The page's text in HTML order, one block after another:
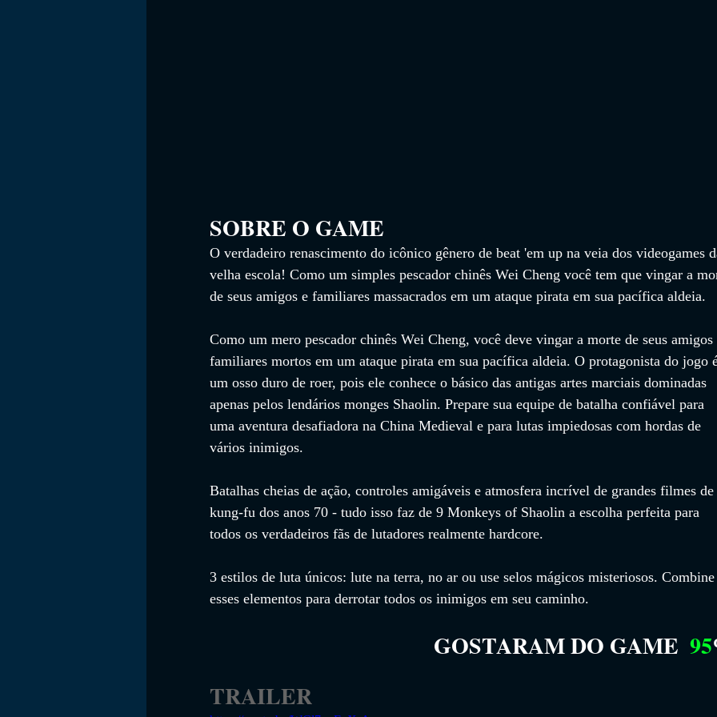
SOBRE O GAME
O verdadeiro renascimento do icônico gênero de beat 'em up na veia dos videogames
velha escola! Como um simples pescador chinês Wei Cheng você tem que vingar a
de seus amigos e familiares massacrados em um ataque pirata em sua pacífica aldeia.
Como um mero pescador chinês Wei Cheng, você deve vingar a morte de seus amigos
familiares mortos em um ataque pirata em sua pacífica aldeia. O protagonista do jogo
um osso duro de roer, pois ele conhece o básico das antigas artes marciais dominadas
apenas pelos lendários monges Shaolin. Prepare sua equipe de batalha confiável para
uma aventura desafiadora na China Medieval e para lutas impiedosas com hordas de
vários inimigos.
Batalhas cheias de ação, controles amigáveis ​​e atmosfera incrível de grandes filmes de
kung-fu dos anos 70 - tudo isso faz de 9 Monkeys of Shaolin a escolha perfeita para
todos os verdadeiros fãs de lutadores realmente hardcore.
3 estilos de luta únicos: lute na terra, no ar ou use selos mágicos misteriosos. Combine
esses elementos para derrotar todos os inimigos em seu caminho.
GOSTARAM DO GAME 95
TRAILER